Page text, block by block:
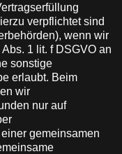
verpflichtet sind
wenn wir
1 lit. f DSGVO an
sonstige
erlaubt. Beim
wir
nur auf
gemeinsamen